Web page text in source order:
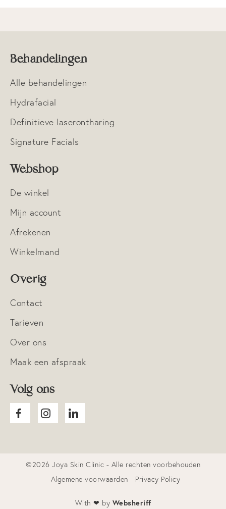
Behandelingen
Alle behandelingen
Hydrafacial
Definitieve laserontharing
Signature Facials
Webshop
De winkel
Mijn account
Afrekenen
Winkelmand
Overig
Contact
Tarieven
Over ons
Maak een afspraak
Volg ons
©2026 Joya Skin Clinic - Alle rechten voorbehouden
Algemene voorwaarden
Privacy Policy
With ❤ by Websheriff